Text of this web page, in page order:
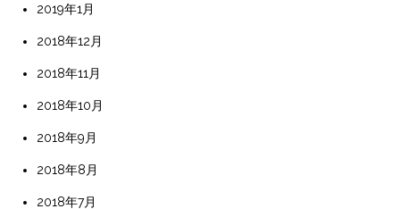
2019年1月
2018年12月
2018年11月
2018年10月
2018年9月
2018年8月
2018年7月